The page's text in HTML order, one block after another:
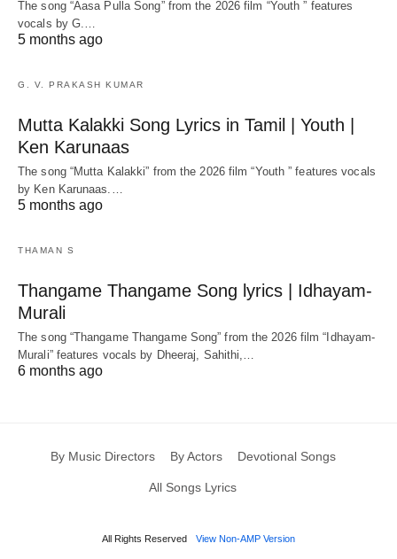
The song “Aasa Pulla Song” from the 2026 film “Youth ” features
vocals by G.…
5 months ago
G. V. PRAKASH KUMAR
Mutta Kalakki Song Lyrics in Tamil | Youth |
Ken Karunaas
The song “Mutta Kalakki” from the 2026 film “Youth ” features vocals
by Ken Karunaas.…
5 months ago
THAMAN S
Thangame Thangame Song lyrics | Idhayam-
Murali
The song “Thangame Thangame Song” from the 2026 film “Idhayam-
Murali” features vocals by Dheeraj, Sahithi,…
6 months ago
By Music Directors By Actors Devotional Songs
All Songs Lyrics
All Rights Reserved View Non-AMP Version